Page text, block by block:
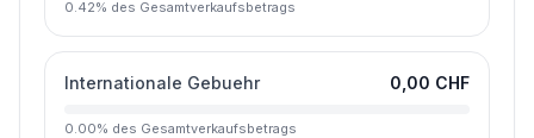
0.42% des Gesamtverkaufsbetrags
Internationale Gebuehr 0,00 CHF
0.00% des Gesamtverkaufsbetrags